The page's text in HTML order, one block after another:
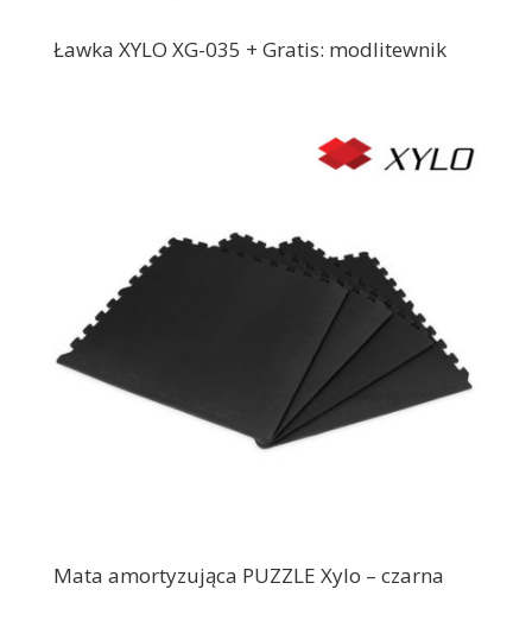
Ławka XYLO XG-035 + Gratis: modlitewnik
Mata amortyzująca PUZZLE Xylo – czarna